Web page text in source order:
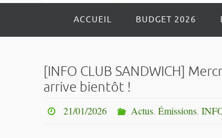
le
ACCUEIL BUDGET 2026
[INFO CLUB SANDWICH]
arrive bientôt !
21/01/2026 Actus, Émissions,